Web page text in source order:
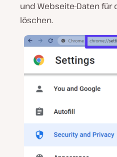
und Webseite-Daten für
löschen.